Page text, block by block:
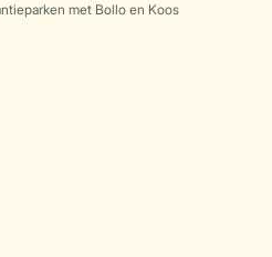
met Bollo en Koos